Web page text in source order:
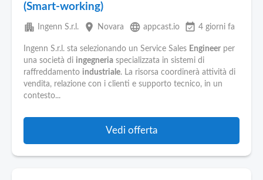
(Smart-working)
apartment Ingenn S.r.l. place Novara language appcast.io event_available 4 giorni fa
Ingenn S.r.l. sta selezionando un Service Sales Engineer per
una società di ingegneria specializzata in sistemi di
raffreddamento industriale. La risorsa coordinerà attività di
vendita, relazione con i clienti e supporto tecnico, in un
contesto...
Vedi offerta